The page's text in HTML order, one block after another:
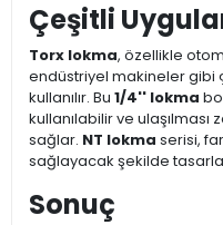
Çeşitli
Torx lokma, özellikle
endüstriyel makineler gibi
kullanılır. Bu 1/4'' lokma
kullanılabilir ve ulaşılması
sağlar. NT lokma serisi,
sağlayacak şekilde
Sonuç